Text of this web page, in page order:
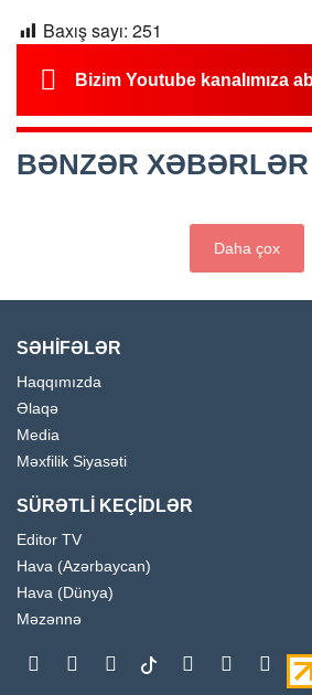
Baxış sayı: 251
Bizim Youtube kanalımıza
BƏNZƏR XƏBƏRLƏR
Daha çox
SƏHİFƏLƏR
Haqqımızda
Əlaqə
Media
Məxfilik Siyasəti
SÜRƏTLİ KEÇİDLƏR
Editor TV
Hava (Azərbaycan)
Hava (Dünya)
Məzənnə